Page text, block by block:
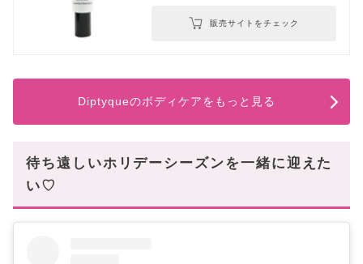
販売サイトをチェック
Diptyqueのボディケアをもっと見る
待ち遠しいホリデーシーズンを一緒に迎えた
い♡